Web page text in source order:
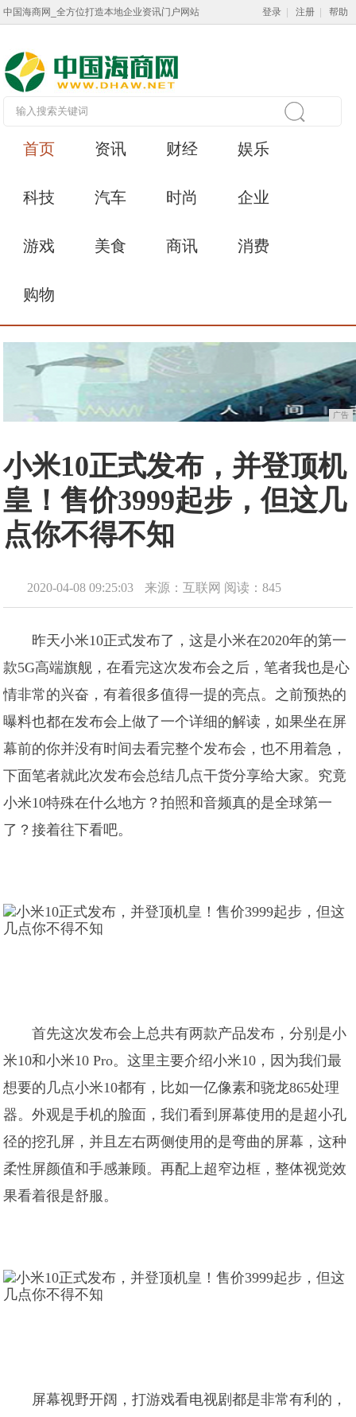
中国海商网_全方位打造本地企业资讯门户网站 登录 注册 帮助
首页 资讯 财经 娱乐
科技 汽车 时尚 企业
游戏 美食 商讯 消费
购物
广告
小米10正式发布，并登顶机
皇！售价3999起步，但这几
点你不得不知
2020-04-08 09:25:03 来源：互联网 阅读：845
昨天小米10正式发布了，这是小米在2020年的第一
款5G高端旗舰，在看完这次发布会之后，笔者我也是心
情非常的兴奋，有着很多值得一提的亮点。之前预热的
曝料也都在发布会上做了一个详细的解读，如果坐在屏
幕前的你并没有时间去看完整个发布会，也不用着急，
下面笔者就此次发布会总结几点干货分享给大家。究竟
小米10特殊在什么地方？拍照和音频真的是全球第一
了？接着往下看吧。
首先这次发布会上总共有两款产品发布，分别是小
米10和小米10 Pro。这里主要介绍小米10，因为我们最
想要的几点小米10都有，比如一亿像素和骁龙865处理
器。外观是手机的脸面，我们看到屏幕使用的是超小孔
径的挖孔屏，并且左右两侧使用的是弯曲的屏幕，这种
柔性屏颜值和手感兼顾。再配上超窄边框，整体视觉效
果看着很是舒服。
屏幕视野开阔，打游戏看电视剧都是非常有利的，